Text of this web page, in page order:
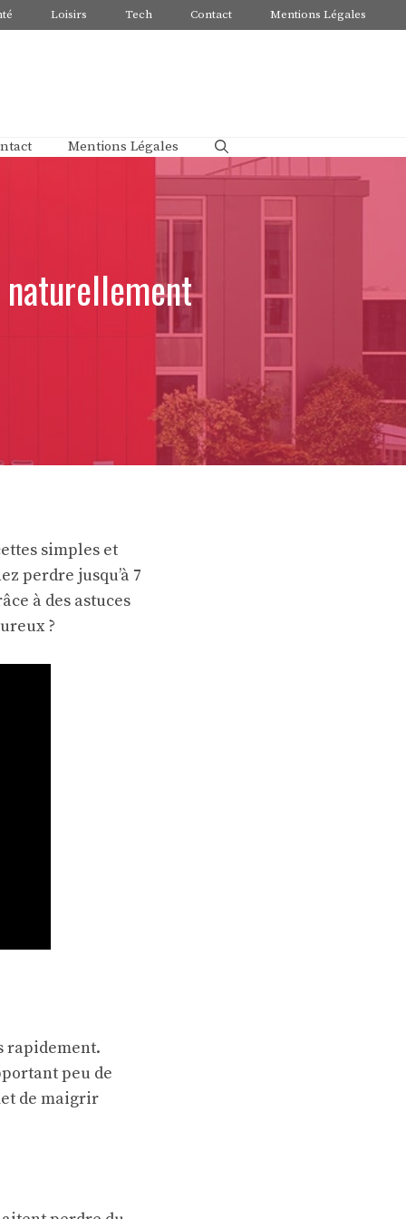
Loisirs Tech Contact Mentions Légales
Mentions Légales
simples et
perdre jusqu’à 7
à des astuces
?
rapidement.
peu de
de maigrir